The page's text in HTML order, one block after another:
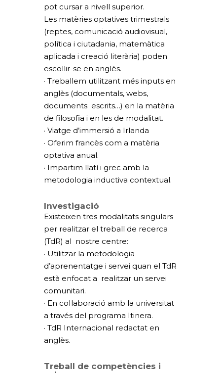
pot cursar a nivell superior.
Les matèries optatives trimestrals
(reptes, comunicació audiovisual,
política i ciutadania, matemàtica
aplicada i creació literària) poden
escollir-se en anglès.
· Treballem utilitzant més inputs en
anglès (documentals, webs,
documents escrits…) en la matèria
de filosofia i en les de modalitat.
· Viatge d’immersió a Irlanda
· Oferim francès com a matèria
optativa anual.
· Impartim llatí i grec amb la
metodologia inductiva contextual.
Investigació
Existeixen tres modalitats singulars
per realitzar el treball de recerca
(TdR) al nostre centre:
· Utilitzar la metodologia
d’aprenentatge i servei quan el TdR
està enfocat a realitzar un servei
comunitari.
· En col·laboració amb la universitat
a través del programa Itinera.
· TdR Internacional redactat en
anglès.
Treball de competències i